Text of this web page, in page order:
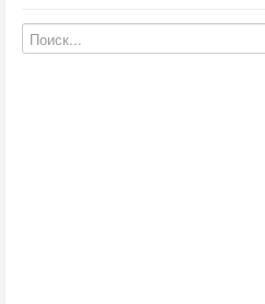
Музыка из мультфильмов